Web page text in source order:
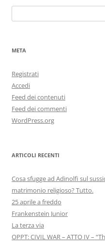
per:
META
Registrati
Accedi
Feed dei contenuti
Feed dei commenti
WordPress.org
ARTICOLI RECENTI
Cosa sfugge ad Adinolfi sul
matrimonio religioso? Tutto.
25 aprile a freddo
Frankenstein Junior
La terza via
OPPT: CIVIL WAR – ATTO IV –